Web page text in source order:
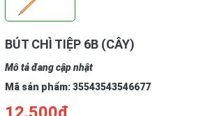
BÚT CHÌ TIỆP 6B (CÂY)
Mô tả đang cập nhật
Mã sản phẩm:35543543546677